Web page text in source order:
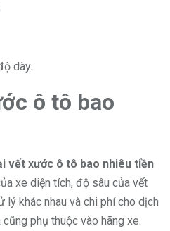
dày.
ô tô bao
vết xước ô tô bao nhiêu tiền
xe diện tích, độ sâu của vết
khác nhau và chi phí cho dịch
phụ thuộc vào hãng xe.